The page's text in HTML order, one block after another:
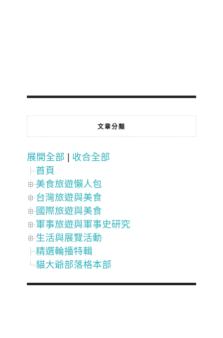
文章分類
展開全部
收合全部
首頁
美食旅遊懶人包
台灣旅遊與美食
國際旅遊與美食
軍事旅遊與軍事史研究
生活與展覽活動
精選輪播特輯
貓大爺部落格本部